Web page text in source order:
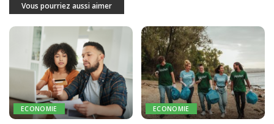
Vous pourriez aussi aimer
ECONOMIE ECONOMIE